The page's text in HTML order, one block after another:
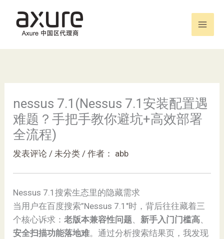
容
nessus 7.1(Nessus 7.1安装配置遇
难题？手把手教你避坑+高效部署
全流程)
发表评论 / 未分类 / 作者： abb
Nessus 7.1搜索生态里的隐藏需求
当用户在百度搜索”Nessus 7.1″时，背后往往藏着三
个核心诉求：老版本兼容性问题、新手入门门槛高、
安全扫描功能落地难。通过分析搜索结果页，我发现